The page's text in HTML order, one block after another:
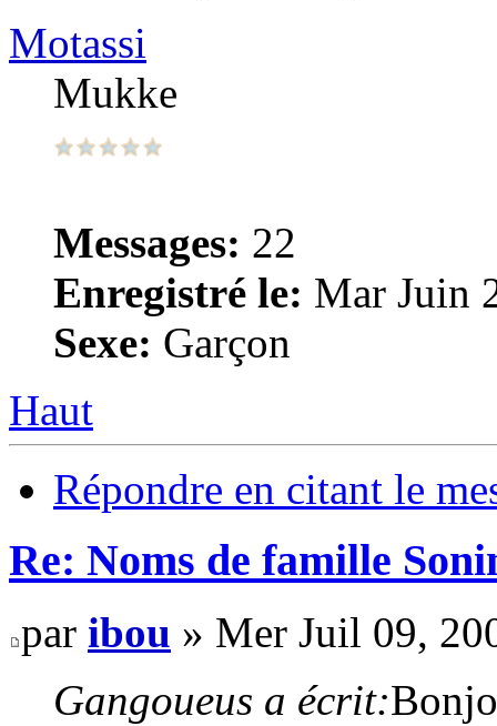
Motassi
Mukke
Messages: 22
Enregistré le: Mar Juin
Sexe: Garçon
Haut
Répondre en citant le
Re: Noms de famille
par ibou » Mer Juil 09,
Gangoueus a écrit: